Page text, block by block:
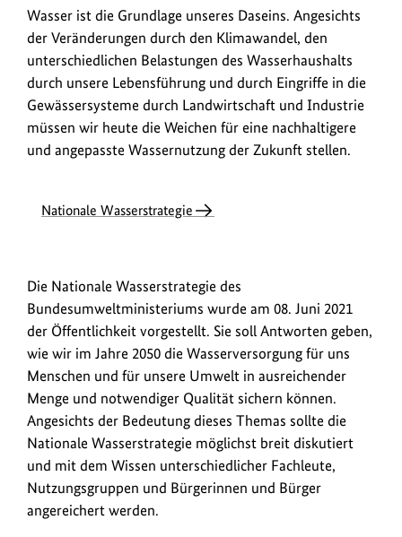
Bild
Wasser ist die Grundlage unseres Daseins. Angesichts
der Veränderungen durch den Klimawandel, den
unterschiedlichen Belastungen des Wasserhaushalts
durch unsere Lebensführung und durch Eingriffe in die
Gewässersysteme durch Landwirtschaft und Industrie
müssen wir heute die Weichen für eine nachhaltigere
und angepasste Wassernutzung der Zukunft stellen.
Nationale Wasserstrategie
Die Nationale Wasserstrategie des
Bundesumweltministeriums wurde am 08. Juni 2021
der Öffentlichkeit vorgestellt. Sie soll Antworten geben,
wie wir im Jahre 2050 die Wasserversorgung für uns
Menschen und für unsere Umwelt in ausreichender
Menge und notwendiger Qualität sichern können.
Angesichts der Bedeutung dieses Themas sollte die
Nationale Wasserstrategie möglichst breit diskutiert
und mit dem Wissen unterschiedlicher Fachleute,
Nutzungsgruppen und Bürgerinnen und Bürger
angereichert werden.